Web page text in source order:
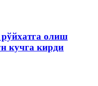
олиш
кучга кирди